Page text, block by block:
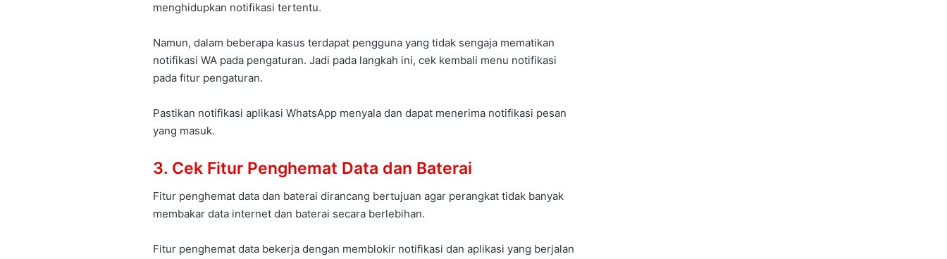
menghidupkan notifikasi tertentu.
Namun, dalam beberapa kasus terdapat pengguna yang tidak sengaja mematikan
notifikasi WA pada pengaturan. Jadi pada langkah ini, cek kembali menu notifikasi
pada fitur pengaturan.
Pastikan notifikasi aplikasi WhatsApp menyala dan dapat menerima notifikasi pesan
yang masuk.
3. Cek Fitur Penghemat Data dan Baterai
Fitur penghemat data dan baterai dirancang bertujuan agar perangkat tidak banyak
membakar data internet dan baterai secara berlebihan.
Fitur penghemat data bekerja dengan memblokir notifikasi dan aplikasi yang berjalan